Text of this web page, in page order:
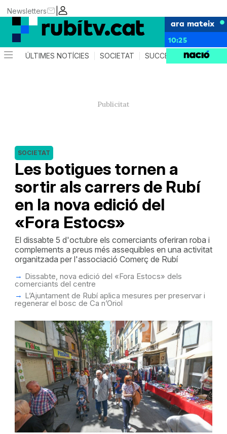
|
Newsletters
ara mateix
10:25
ÚLTIMES NOTÍCIES SOCIETAT SUCCESSOS
Les botigues tornen a
sortir als carrers de Rubí
en la nova edició del
«Fora Estocs»
SOCIETAT
El dissabte 5 d'octubre els comerciants oferiran roba i
complements a preus més assequibles en una activitat
organitzada per l'associació Comerç de Rubí
Dissabte, nova edició del «Fora Estocs» dels
comerciants del centre
L’Ajuntament de Rubí aplica mesures per preservar i
regenerar el bosc de Ca n’Oriol